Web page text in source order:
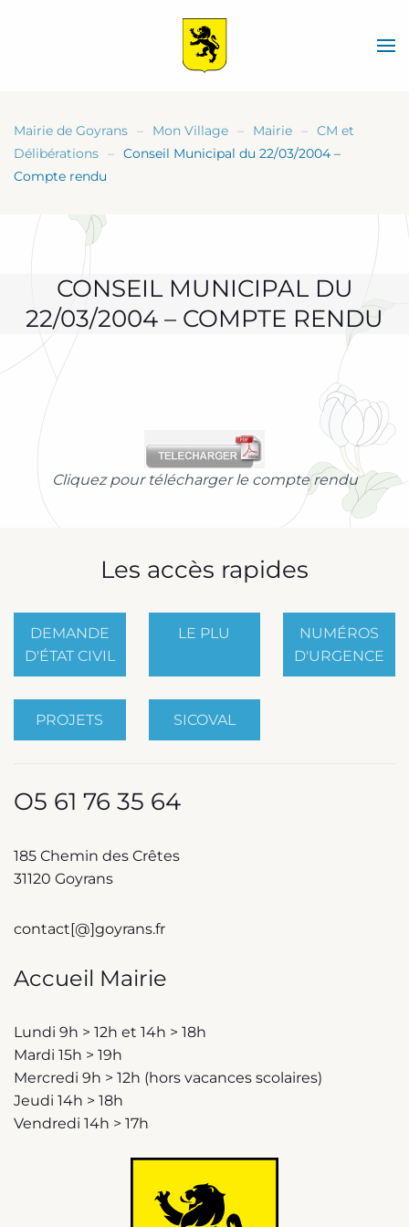
Mairie de Goyrans Mon Village Mairie
CM et
Délibérations
Conseil Municipal du 22/03/2004 –
Compte rendu
CONSEIL MUNICIPAL DU
22/03/2004 – COMPTE RENDU
Cliquez pour télécharger le compte rendu
Les accès rapides
DEMANDE
D'ÉTAT CIVIL
LE PLU
NUMÉROS
D'URGENCE
PROJETS SICOVAL
O5 61 76 35 64
185 Chemin des Crêtes
31120 Goyrans
contact[@]goyrans.fr
Accueil Mairie
Lundi 9h > 12h et 14h > 18h
Mardi 15h > 19h
Mercredi 9h > 12h (hors vacances scolaires)
Jeudi 14h > 18h
Vendredi 14h > 17h